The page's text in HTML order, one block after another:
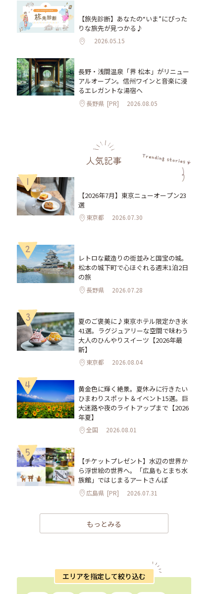
【旅先診断】あなたの“いま”にぴった
りな旅先が見つかる♪
2026.05.15
長野・浅間温泉「界 松本」がリニュー
アルオープン。信州ワインと音楽に浸
るエレガントな湯宿へ
長野県 [PR] 2026.08.05
人気記事
1
【2026年7月】東京ニューオープン23
選
東京都 2026.07.30
2
レトロな蔵造りの街並みと国宝の城。
松本の城下町で心ほぐれる週末1泊2日
の旅
長野県 2026.07.28
3
夏のご褒美に♪東京ホテル限定かき氷
41選。ラグジュアリーな空間で味わう
大人のひんやりスイーツ【2026年最
新】
東京都 2026.08.04
4
黄金色に輝く絶景。夏休みに行きたい
ひまわりスポット＆イベント15選。巨
大迷路や夜のライトアップまで【2026
年夏】
全国 2026.08.01
5
【チケットプレゼント】水辺の世界か
ら浮世絵の世界へ。「広島もとまち水
族館」ではじまるアートさんぽ
広島県 [PR] 2026.07.31
もっとみる
エリアを指定して絞り込む